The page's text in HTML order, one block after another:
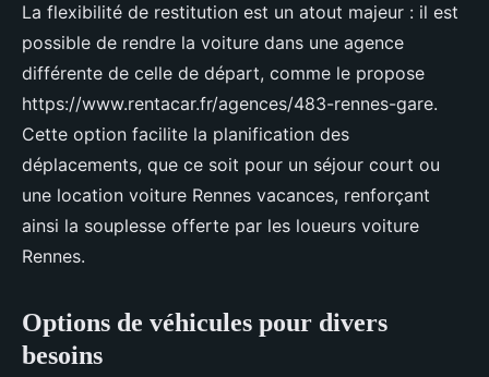
La flexibilité de restitution est un atout majeur : il est
possible de rendre la voiture dans une agence
différente de celle de départ, comme le propose
https://www.rentacar.fr/agences/483-rennes-gare.
Cette option facilite la planification des
déplacements, que ce soit pour un séjour court ou
une location voiture Rennes vacances, renforçant
ainsi la souplesse offerte par les loueurs voiture
Rennes.
Options de véhicules pour divers
besoins